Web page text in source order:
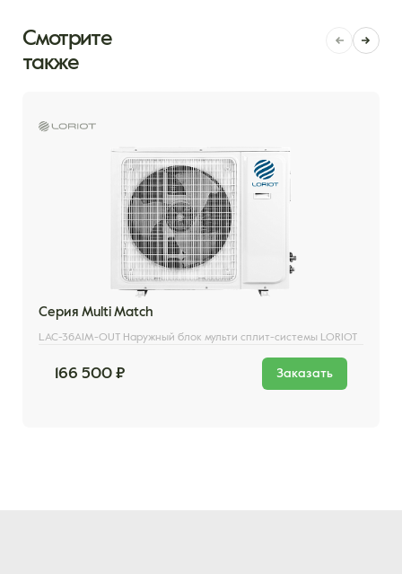
Смотрите
также
Серия Multi Match
LAC-36AIM-OUT Наружный блок мульти сплит-системы LORIOT
166 500 ₽ Заказать